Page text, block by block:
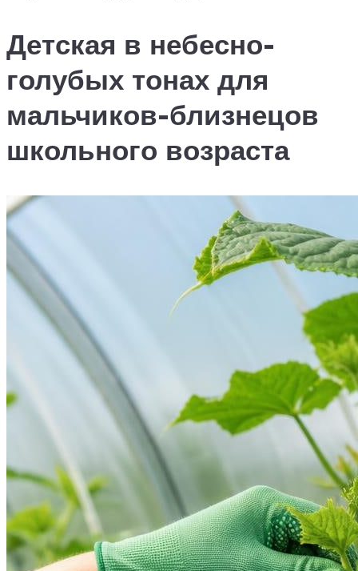
Детская в небесно-
голубых тонах для
мальчиков-близнецов
школьного возраста